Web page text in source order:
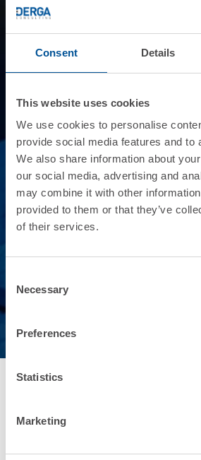
Consent Details
This website uses cookies
We use cookies to personalise
provide social media features and to
We also share information about
our social media, advertising and
may combine it with other
provided to them or that they’ve
of their services.
Selection
Necessary
Preferences
Statistics
Marketing
La Finanza al